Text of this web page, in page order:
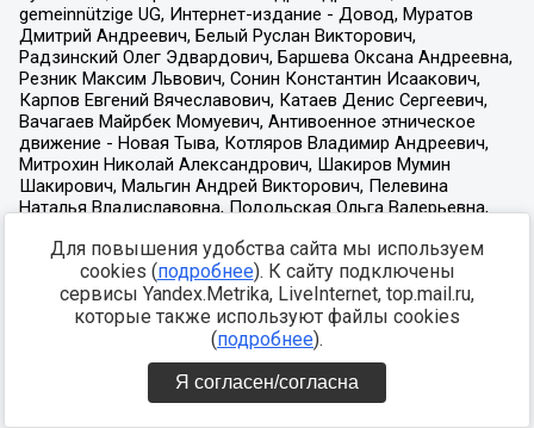
Для повышения удобства сайта мы используем
cookies (подробнее). К сайту подключены
сервисы Yandex.Metrika, LiveInternet, top.mail.ru,
которые также используют файлы cookies
(подробнее).
Я согласен/согласна